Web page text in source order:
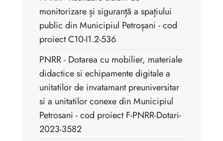
monitorizare și siguranță a spațiului
public din Municipiul Petroșani - cod
proiect C10-I1.2-536
PNRR - Dotarea cu mobilier, materiale
didactice si echipamente digitale a
unitatilor de invatamant preuniversitar
si a unitatilor conexe din Municipiul
Petrosani - cod proiect F-PNRR-Dotari-
2023-3582